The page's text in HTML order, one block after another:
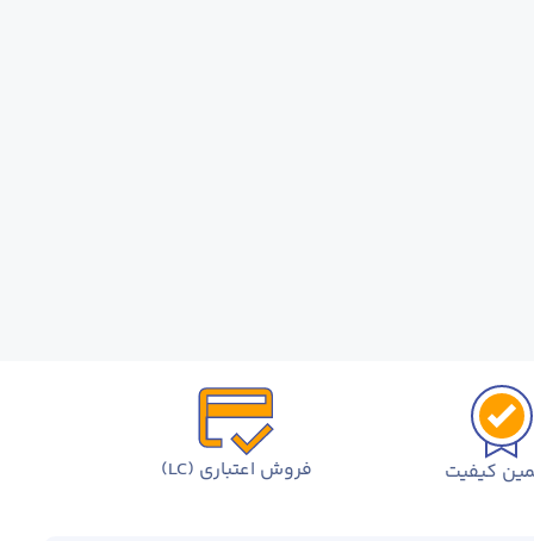
کیفیت فروش اعتباری (LC)